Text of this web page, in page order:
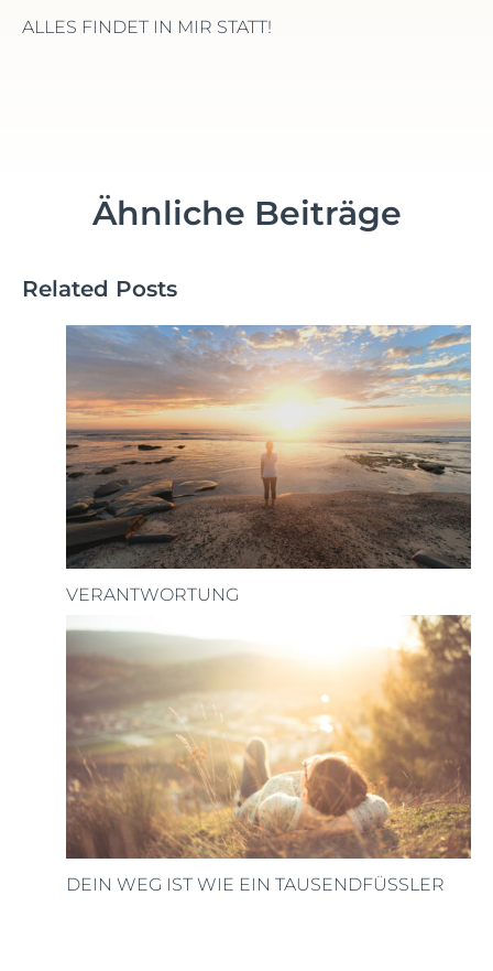
ALLES FINDET IN MIR STATT!
Ähnliche Beiträge
Related Posts
VERANTWORTUNG
DEIN WEG IST WIE EIN TAUSENDFÜSSLER